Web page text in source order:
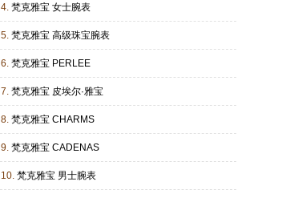
4. 梵克雅宝 女士腕表
5. 梵克雅宝 高级珠宝腕表
6. 梵克雅宝 PERLEE
7. 梵克雅宝 皮埃尔·雅宝
8. 梵克雅宝 CHARMS
9. 梵克雅宝 CADENAS
10. 梵克雅宝 男士腕表